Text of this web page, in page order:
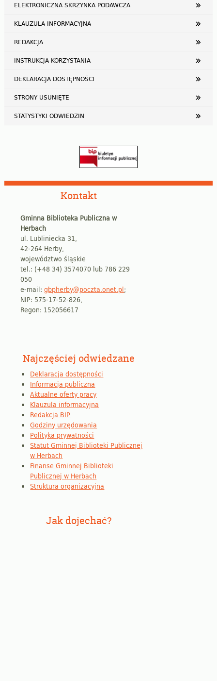
ELEKTRONICZNA SKRZYNKA PODAWCZA
KLAUZULA INFORMACYJNA
REDAKCJA
INSTRUKCJA KORZYSTANIA
DEKLARACJA DOSTĘPNOŚCI
STRONY USUNIĘTE
STATYSTYKI ODWIEDZIN
Kontakt
Gminna Biblioteka Publiczna w
Herbach
ul. Lubliniecka 31,
42-264 Herby,
województwo śląskie
tel.: (+48 34) 3574070 lub 786 229
050
e-mail:gbpherby@poczta.onet.pl;
NIP: 575-17-52-826,
Regon: 152056617
Najczęściej odwiedzane
Deklaracja dostępności
Informacja publiczna
Aktualne oferty pracy
Klauzula informacyjna
Redakcja BIP
Godziny urzędowania
Polityka prywatności
Statut Gminnej Biblioteki Publicznej
w Herbach
Finanse Gminnej Biblioteki
Publicznej w Herbach
Struktura organizacyjna
Jak dojechać?